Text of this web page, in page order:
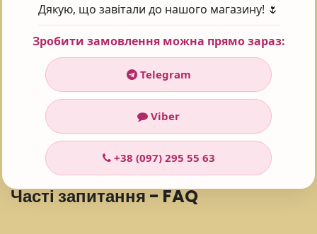
Поставте оцінку 😍
Рейтинг:5
Проголосувало:101
Часті запитання - FAQ
Дякую, що завітали до нашого магазину! 🌷
Зробити замовлення можна прямо зараз:
Telegram
Viber
+38 (097) 295 55 63